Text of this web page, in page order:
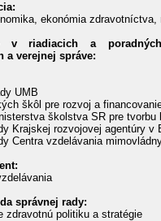
ekonómia
v riadiacich a
a verejnej správe:
UMB
škôl pre rozvoj a
školstva SR pre
Krajskej rozvojovej agentúry v
Centra vzdelávania
správnej rady:
zdravotnú politiku a stratégie